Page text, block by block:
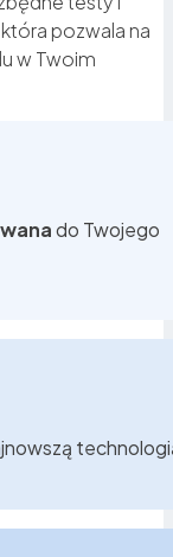
domu. W
pozwala na
w Twoim
do Twojego